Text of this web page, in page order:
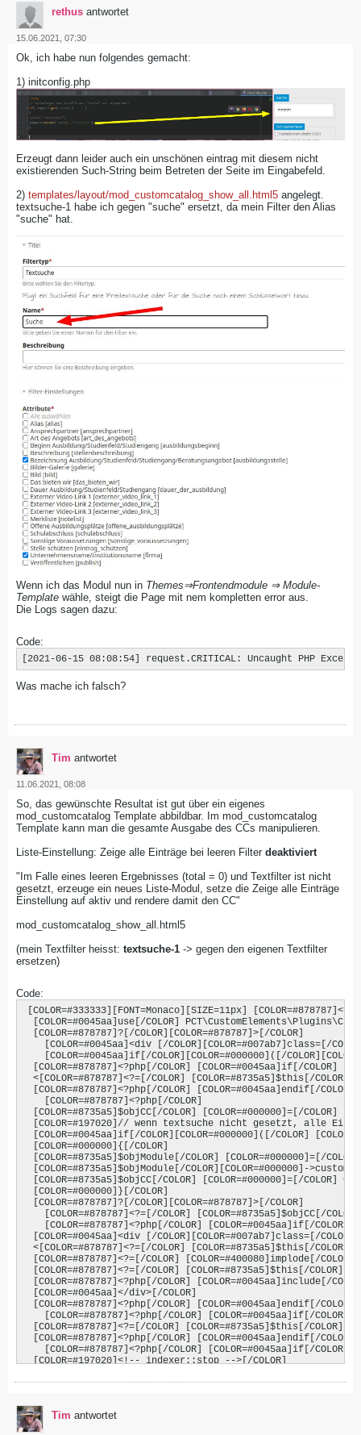
rethus antwortet
15.06.2021, 07:30
Ok, ich habe nun folgendes gemacht:
1) initconfig.php
Erzeugt dann leider auch ein unschönen eintrag mit diesem nicht
existierenden Such-String beim Betreten der Seite im Eingabefeld.
2) templates/layout/mod_customcatalog_show_all.html5 angelegt.
textsuche-1 habe ich gegen "suche" ersetzt, da mein Filter den Alias
"suche" hat.
​Wenn ich das Modul nun in Themes⇒Frontendmodule ⇒ Module-
Template wähle, steigt die Page mit nem kompletten error aus.
Die Logs sagen dazu:
Code:
[2021-06-15 08:08:54] request.CRITICAL: Uncaught PHP
Was mache ich falsch?
Tim antwortet
11.06.2021, 08:08
So, das gewünschte Resultat ist gut über ein eigenes
mod_customcatalog Template abbildbar. Im mod_customcatalog
Template kann man die gesamte Ausgabe des CCs manipulieren.
Liste-Einstellung: Zeige alle Einträge bei leeren Filter deaktiviert
"Im Falle eines leeren Ergebnisses (total = 0) und Textfilter ist nicht
gesetzt, erzeuge ein neues Liste-Modul, setze die Zeige alle Einträge
Einstellung auf aktiv und rendere damit den CC"
mod_customcatalog_show_all.html5
(mein Textfilter heisst: textsuche-1 -> gegen den eigenen Textfilter
ersetzen)
Code:
[COLOR=#333333][FONT=Monaco][SIZE=11px]
[COLOR=#0045aa]use[/COLOR]
  [COLOR=#878787]?[/COLOR][COLOR=#878787]>[/COLOR]
[COLOR=#0045aa]<div [/COLOR][COLOR=#007ab7]class=[/
[COLOR=#0045aa]if[/COLOR][COLOR=#000000]([/
[COLOR=#878787]<?php[/COLOR] [COLOR=#0045aa]if[/COLOR]
<[COLOR=#878787]<?=[/COLOR] [COLOR=#8735a5]$this[/
[COLOR=#878787]<?php[/COLOR] [COLOR=#0045aa]endif[/
    [COLOR=#878787]<?php[/COLOR]
[COLOR=#8735a5]$objCC[/COLOR] [COLOR=#000000]=[/COLOR]
[COLOR=#197020]// wenn textsuche nicht gesetzt, alle
[COLOR=#0045aa]if[/COLOR][COLOR=#000000]([/COLOR]
  [COLOR=#000000]{[/COLOR]
[COLOR=#8735a5]$objModule[/COLOR] [COLOR=#000000]=[/
[COLOR=#8735a5]$objModule[/COLOR][COLOR=#000000]-
[COLOR=#8735a5]$objCC[/COLOR] [COLOR=#000000]=[/COLOR]
  [COLOR=#000000]}[/COLOR]
  [COLOR=#878787]?[/COLOR][COLOR=#878787]>[/COLOR]
[COLOR=#878787]<?=[/COLOR] [COLOR=#8735a5]$objCC[/
[COLOR=#878787]<?php[/COLOR] [COLOR=#0045aa]if[/COLOR]
[COLOR=#0045aa]<div [/COLOR][COLOR=#007ab7]class=[/
<[COLOR=#878787]<?=[/COLOR] [COLOR=#8735a5]$this[/
[COLOR=#878787]<?=[/COLOR] [COLOR=#400080]implode[/
[COLOR=#878787]<?=[/COLOR] [COLOR=#8735a5]$this[/
[COLOR=#878787]<?php[/COLOR] [COLOR=#0045aa]include[/
  [COLOR=#0045aa]</div>[/COLOR]
[COLOR=#878787]<?php[/COLOR] [COLOR=#0045aa]endif[/
[COLOR=#878787]<?php[/COLOR] [COLOR=#0045aa]if[/
[COLOR=#878787]<?=[/COLOR] [COLOR=#8735a5]$this[/
[COLOR=#878787]<?php[/COLOR] [COLOR=#0045aa]endif[/
[COLOR=#878787]<?php[/COLOR] [COLOR=#0045aa]if[/
  [COLOR=#197020]<!-- indexer::stop -->[/COLOR]
  [COLOR=#197020]<!-- indexer::continue -->[/COLOR]
    [COLOR=#0045aa]</div>[/COLOR]
[/SIZE][/FONT][/COLOR]
Tim antwortet